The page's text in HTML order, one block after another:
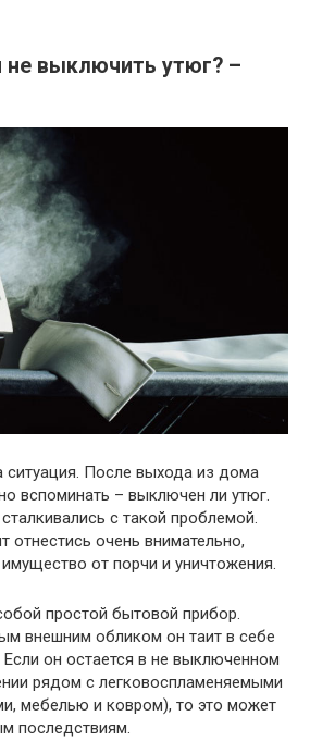
не выключить утюг? –
ситуация. После выхода из дома
вспоминать – выключен ли утюг.
с такой проблемой.
отнестись очень внимательно,
от порчи и уничтожения.
простой бытовой прибор.
внешним обликом он таит в себе
он остается в не выключенном
рядом с легковоспламеняемыми
мебелью и ковром), то это может
последствиям.